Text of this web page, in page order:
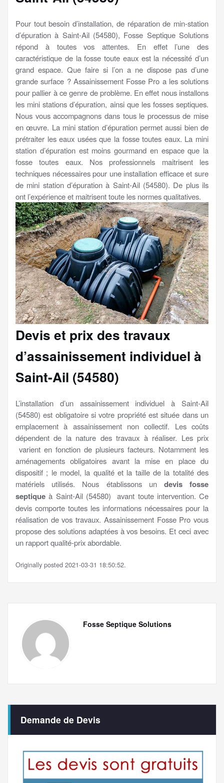
Pour tout besoin d’installation, de réparation de min-station
d’épuration à Saint-Ail (54580), Fosse Septique Solutions
répond à toutes vos attentes. En effet l’une des
caractéristique de la fosse toute eaux est la nécessité d’un
grand espace. Que faire si l’on a ne dispose pas d’une
grande surface ? Assainissement Fosse Pro a les solutions
pour pallier à ce genre de problème. En effet nous installons
les mini stations d’épuration, ainsi que les fosses septiques.
Nous vous accompagnons dans tous le processus de mise
en œuvre. La mini station d’épuration permet aussi bien de
prétraiter les eaux usées que la fosse toutes eaux. La mini
station d’épuration est moins gourmand en espace que la
fosse toutes eaux. Nos professionnels maitrisent les
techniques nécessaires pour une installation efficace et sure
de mini station d’épuration à Saint-Ail (54580). De plus ils
ont l’expérience et maitrisent toute les normes qualitatives.
Devis et prix des travaux
d’assainissement individuel à
Saint-Ail (54580)
L’installation d’un assainissement individuel à Saint-Ail
(54580) est obligatoire si votre propriété est située dans un
emplacement à assainissement non collectif. Les coûts
dépendent de la nature des travaux à réaliser. Les prix
varient en fonction de plusieurs facteurs. Notamment les
aménagements obligatoires avant la mise en place du
dispositif ; le model, la qualité et la taille de la totalité des
matériels utilisés. Nous établissons un devis fosse
septique à Saint-Ail (54580) avant toute intervention. Ce
devis comporte toutes les informations nécessaires pour la
réalisation de vos travaux. Assainissement Fosse Pro vous
propose des solutions adaptées à vos besoins. Et ceci avec
un rapport qualité-prix abordable.
Originally posted 2021-03-31 18:50:52.
Fosse Septique Solutions
Demande de Devis